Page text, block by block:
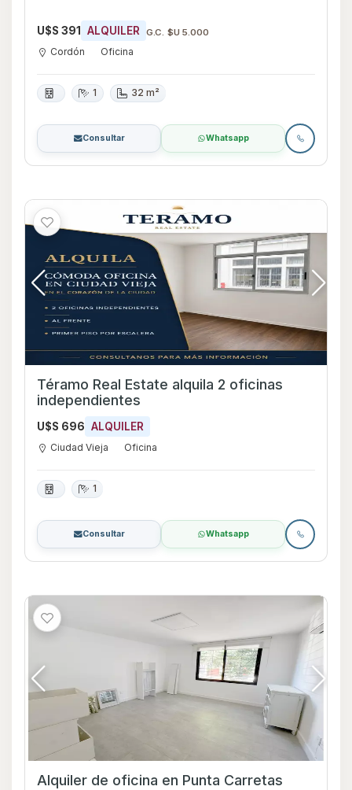
U$S 391 ALQUILER G.C. $U 5.000
Cordón Oficina
1 32 m²
Consultar Whatsapp
Téramo Real Estate alquila 2 oficinas
independientes
U$S 696 ALQUILER
Ciudad Vieja Oficina
1
Consultar Whatsapp
Alquiler de oficina en Punta Carretas